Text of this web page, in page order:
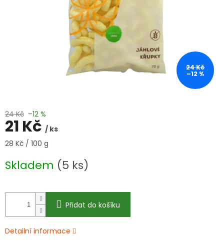
24 Kč
–12 %
24 Kč –12 %
21 Kč / ks
Měrná
28 Kč / 100 g
Skladem (5 ks)
Přidat do košíku
Detailní informace